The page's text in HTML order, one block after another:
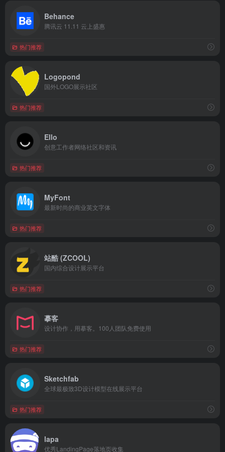
Behance
腾讯云 11.11 云上盛惠
热门推荐
Logopond
国外LOGO展示社区
热门推荐
Ello
创意工作者网络社区和资讯
热门推荐
MyFont
最新时尚的商业英文字体
热门推荐
站酷 (ZCOOL)
国内综合设计展示平台
热门推荐
摹客
设计协作，用摹客。100人团队免费使用
热门推荐
Sketchfab
全球最极致3D设计模型在线展示平台
热门推荐
lapa
优秀LandingPage落地页收集